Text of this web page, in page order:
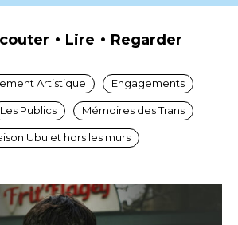
Lire Regarder
Artistique Engagements
Les Publics Mémoires des Trans
Ubu et hors les murs